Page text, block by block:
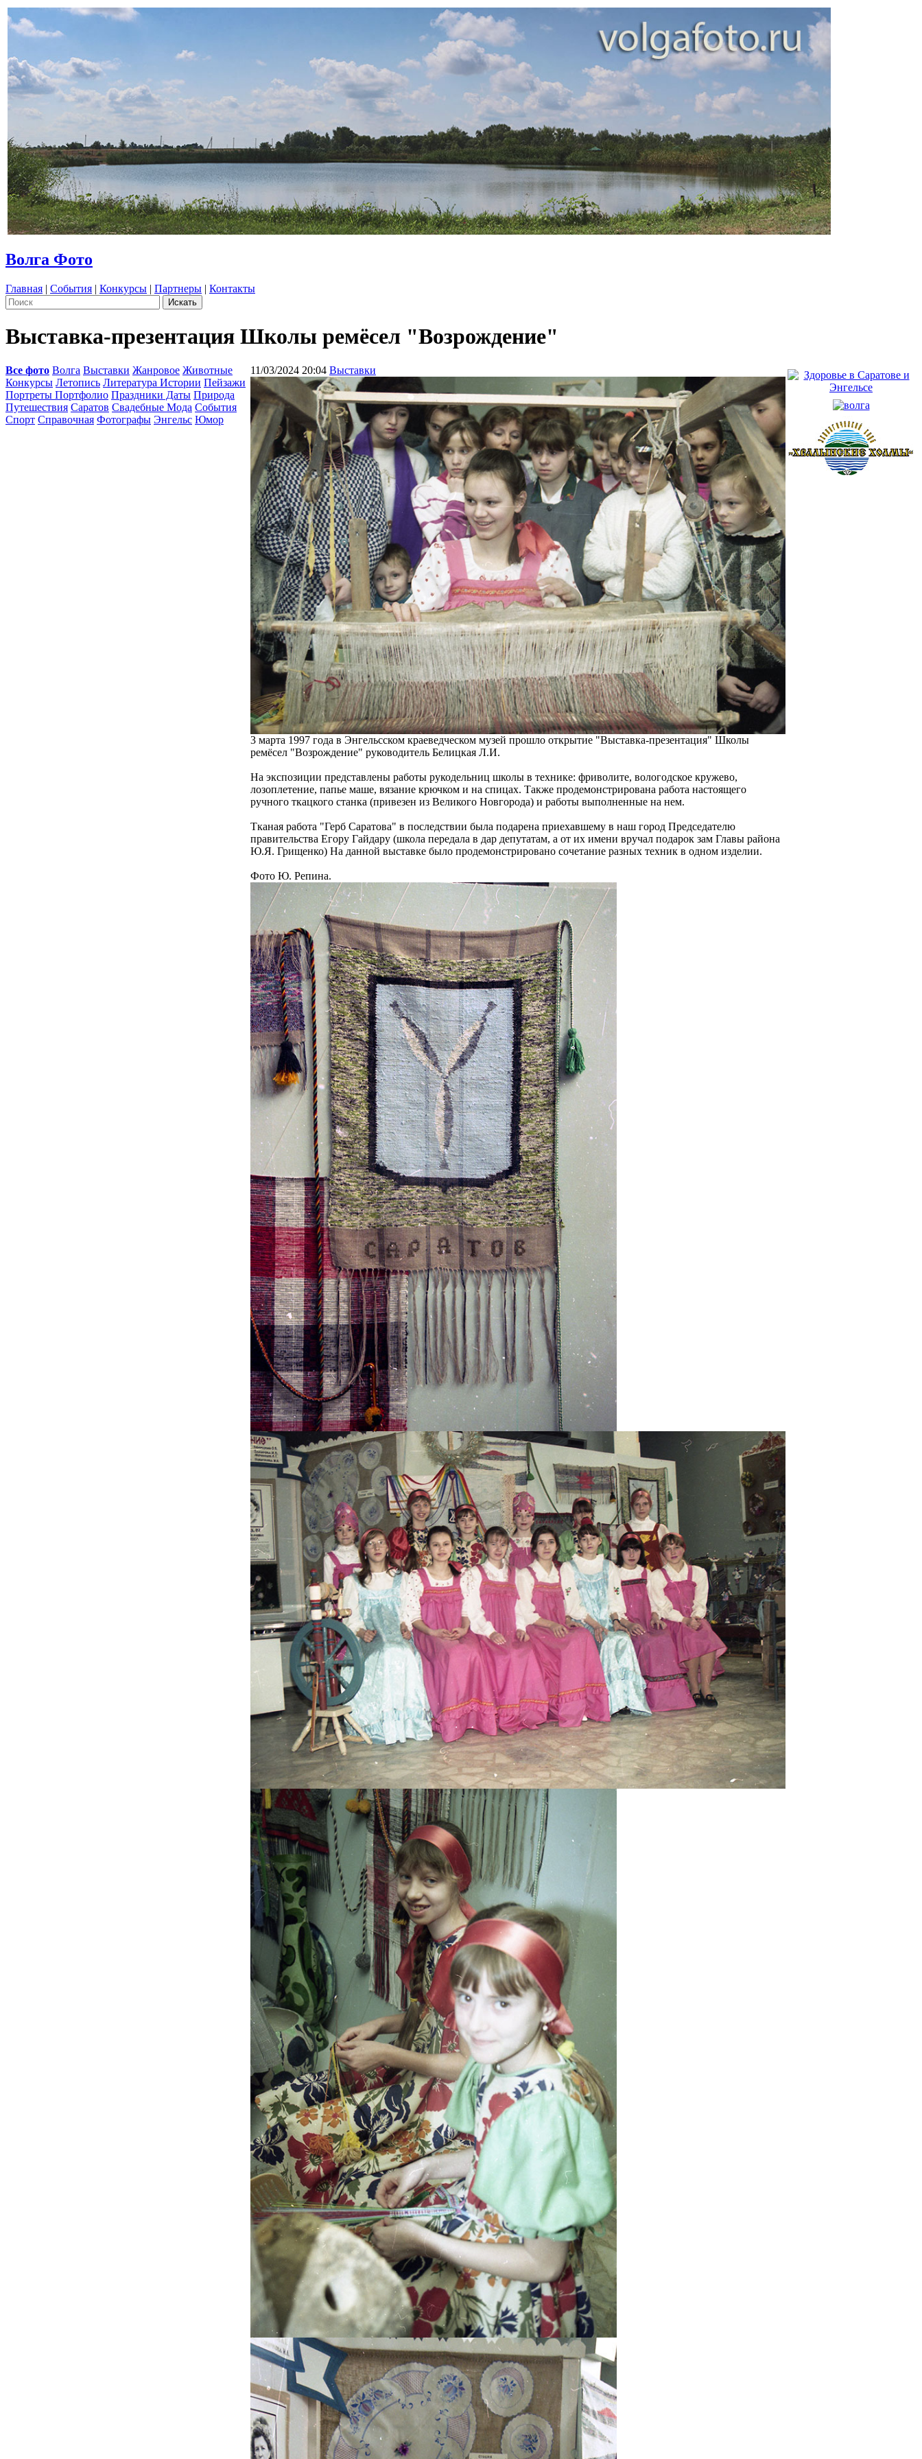
Волга Фото
Главная | События | Конкурсы | Партнеры | Контакты
Выставка-презентация Школы ремёсел "Возрождение"
Все фото Волга Выставки Жанровое Животные
Конкурсы Летопись Литература Истории Пейзажи
Портреты Портфолио Праздники Даты Природа
Путешествия Саратов Свадебные Мода События
Спорт Справочная Фотографы Энгельс Юмор
11/03/2024 20:04 Выставки
3 марта 1997 года в Энгельсском краеведческом музей прошло открытие "Выставка-презентация" Школы
ремёсел "Возрождение" руководитель Белицкая Л.И.
На экспозиции представлены работы рукодельниц школы в технике: фриволите, вологодское кружево,
лозоплетение, папье маше, вязание крючком и на спицах. Также продемонстрирована работа настоящего
ручного ткацкого станка (привезен из Великого Новгорода) и работы выполненные на нем.
Тканая работа "Герб Саратова" в последствии была подарена приехавшему в наш город Председателю
правительства Егору Гайдару (школа передала в дар депутатам, а от их имени вручал подарок зам Главы района
Ю.Я. Грищенко) На данной выставке было продемонстрировано сочетание разных техник в одном изделии.
Фото Ю. Репина.